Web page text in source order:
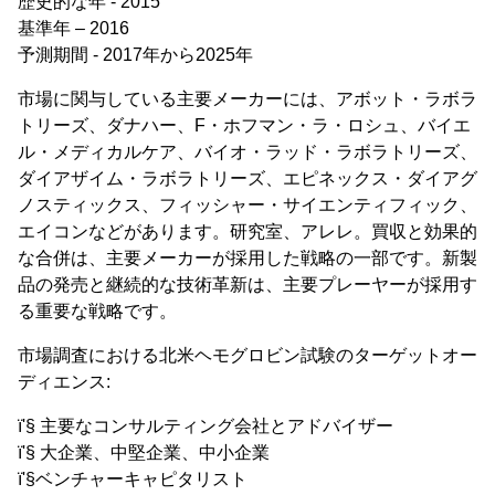
基準年 – 2016
予測期間 - 2017年から2025年
市場に関与している主要メーカーには、アボット・ラボラ
トリーズ、ダナハー、F・ホフマン・ラ・ロシュ、バイエ
ル・メディカルケア、バイオ・ラッド・ラボラトリーズ、
ダイアザイム・ラボラトリーズ、エピネックス・ダイアグ
ノスティックス、フィッシャー・サイエンティフィック、
エイコンなどがあります。研究室、アレレ。買収と効果的
な合併は、主要メーカーが採用した戦略の一部です。新製
品の発売と継続的な技術革新は、主要プレーヤーが採用す
る重要な戦略です。
市場調査における北米ヘモグロビン試験のターゲットオー
ディエンス:
ï'§ 主要なコンサルティング会社とアドバイザー
ï'§ 大企業、中堅企業、中小企業
ï'§ベンチャーキャピタリスト